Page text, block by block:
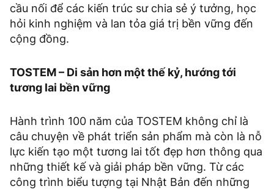
cầu nối để các kiến trúc sư chia sẻ ý tưởng, học
hỏi kinh nghiệm và lan tỏa giá trị bền vững đến
cộng đồng.
TOSTEM – Di sản hơn một thế kỷ, hướng tới
tương lai bền vững
Hành trình 100 năm của TOSTEM không chỉ là
câu chuyện về phát triển sản phẩm mà còn là nỗ
lực kiến tạo một tương lai tốt đẹp hơn thông qua
những thiết kế và giải pháp bền vững. Từ các
công trình biểu tượng tại Nhật Bản đến những